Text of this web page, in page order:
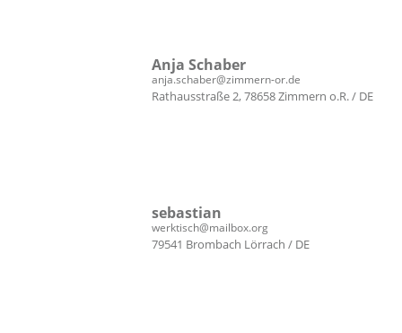
Anja Schaber
anja.schaber@zimmern-or.de
Rathausstraße 2, 78658 Zimmern o.R. / DE
sebastian
werktisch@mailbox.org
79541 Brombach Lörrach / DE